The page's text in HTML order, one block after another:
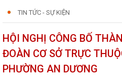
TIN TỨC - SỰ KIỆN
HỘI NGHỊ CÔNG BỐ
ĐOÀN CƠ SỞ TRỰC
PHƯỜNG AN DƯƠNG